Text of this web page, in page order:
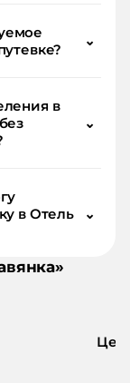
⌄
в
⌄
в Отель
⌄
»